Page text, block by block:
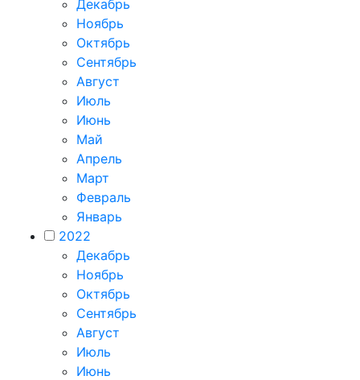
Декабрь
Ноябрь
Октябрь
Сентябрь
Август
Июль
Июнь
Май
Апрель
Март
Февраль
Январь
2022
Декабрь
Ноябрь
Октябрь
Сентябрь
Август
Июль
Июнь